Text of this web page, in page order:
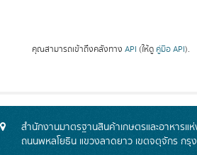
คุณสามารถเข้าถึงคลังทาง API (ให้ดู คู่มือ API).
สำนักงานมาตรฐานสินค้าเกษตรและอาหารแ
ถนนพหลโยธิน แขวงลาดยาว เขตจตุจักร กรุ